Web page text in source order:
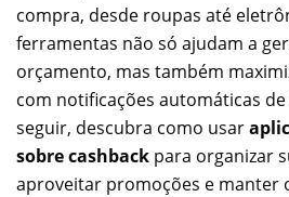
compra, desde roupas até
ferramentas não só ajudam a
orçamento, mas também
com notificações automáticas
seguir, descubra como usar
sobre cashback para organizar
aproveitar promoções e manter